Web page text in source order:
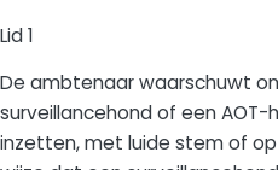
Lid 1
De ambtenaar waarschuwt
surveillancehond of een
inzetten, met luide stem of